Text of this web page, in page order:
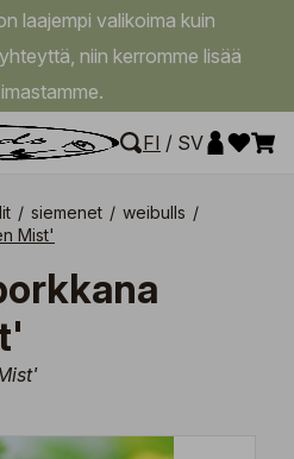
laajempi valikoima kuin
niin kerromme lisää
FI / SV
/ siemenet / weibulls /
Mist'